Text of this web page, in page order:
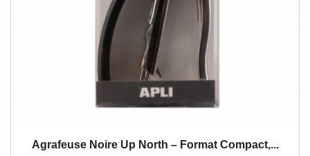
Agrafeuse Noire Up North – Format Compact,...